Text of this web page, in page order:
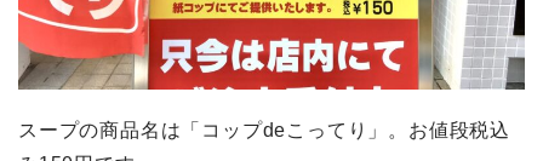
スープの商品名は「コップdeこってり」。お値段税込